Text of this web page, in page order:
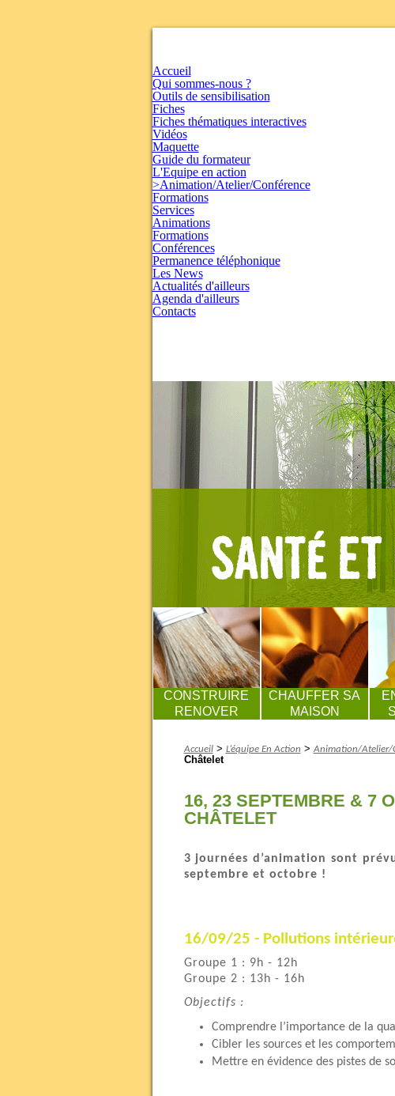
Accueil
Qui sommes-nous ?
Outils de sensibilisation
Fiches
Fiches thématiques interactives
Vidéos
Maquette
Guide du formateur
L'Equipe en action
>Animation/Atelier/Conférence
Formations
Services
Animations
Formations
Conférences
Permanence téléphonique
Les News
Actualités d'ailleurs
Agenda d'ailleurs
Contacts
CONSTRUIRE
RENOVER
CHAUFFER SA
MAISON
Accueil> L’équipe En Action > Animation/Atelier/
Châtelet
16, 23 SEPTEMBRE & 7
CHÂTELET
3 journées d’animation sont
septembre et octobre !
16/09/25 - Pollutions
Groupe 1 : 9h - 12h
Groupe 2 : 13h - 16h
Objectifs :
Comprendre l’importance de la
Cibler les sources et les
Mettre en évidence des pistes de